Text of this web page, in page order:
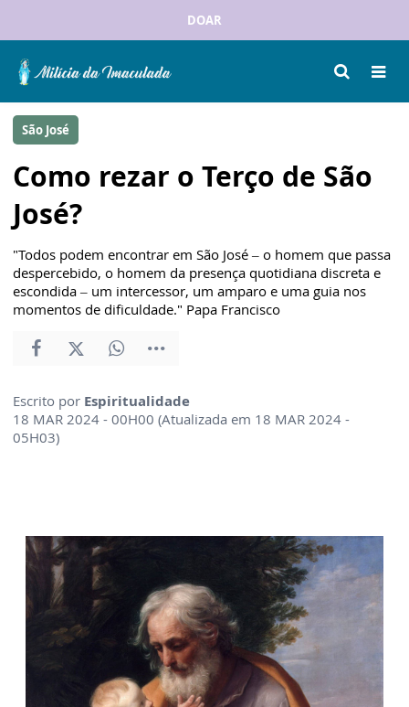
DOAR
São José
Como rezar o Terço de São
José?
"Todos podem encontrar em São José – o homem que passa
despercebido, o homem da presença quotidiana discreta e
escondida – um intercessor, um amparo e uma guia nos
momentos de dificuldade." Papa Francisco
Escrito por Espiritualidade
18 MAR 2024 - 00H00 (Atualizada em 18 MAR 2024 -
05H03)